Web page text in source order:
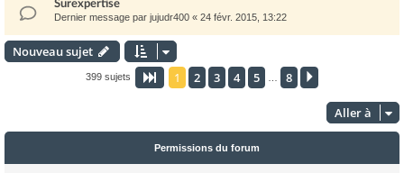
Surexpertise
Dernier message par jujudr400 « 24 févr. 2015, 13:22
Nouveau sujet
399 sujets Page 1sur8
1 2 3 4 5 8
Aller à
Permissions du forum